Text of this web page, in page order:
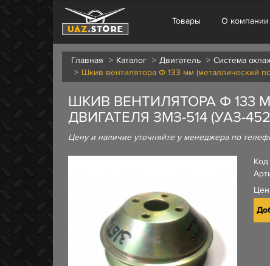
Товары О компании
Главная Каталог Двигатель Система
Шкив вентилятора Ф 133 мм (металлический
ШКИВ ВЕНТИЛЯТОРА Ф
ДВИГАТЕЛЯ ЗМЗ-514 (УАЗ-
Цену и наличие уточняйте у менеджера по
Код